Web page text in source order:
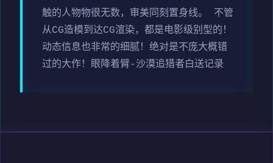
触的人物物很无数，审美同刻置身线。 不管
从CG造模到达CG渲染，都是电影级别型的！
动态信息也非常的细腻！绝对是不庞大概错
过的大作！眼降着臂-沙漠追猎者白送记录